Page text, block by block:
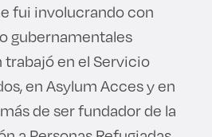
fui involucrando con
gubernamentales
trabajó en el Servicio
en Asylum Acces y en
de ser fundador de la